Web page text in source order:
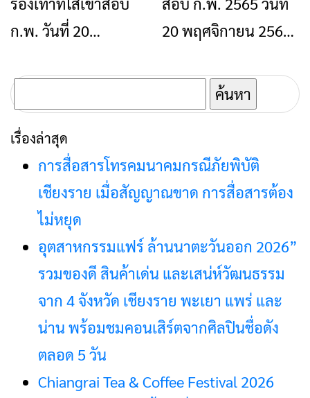
ข่าวเชียงราย
ก.พ. วันที่ 20
ข่าวเชียงราย
20 พฤศจิกายน 2565
พลาด
ค้นหา
สำหรับ:
เรื่องล่าสุด
การสื่อสารโทรคมนาคมกรณีภัยพิบัติ
เชียงราย เมื่อสัญญาณขาด การสื่อสารต้อง
ไม่หยุด
อุตสาหกรรมแฟร์ ล้านนาตะวันออก 2026”
รวมของดี สินค้าเด่น และเสน่ห์วัฒนธรรม
จาก 4 จังหวัด เชียงราย พะเยา แพร่ และ
น่าน พร้อมชมคอนเสิร์ตจากศิลปินชื่อดัง
ตลอด 5 วัน
Chiangrai Tea & Coffee Festival 2026